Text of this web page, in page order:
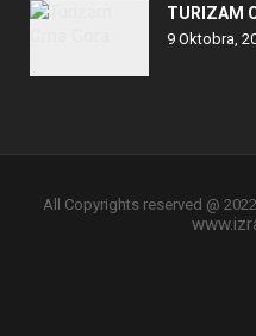
TURIZAM
9 Oktobra,
All Copyrights reserved @